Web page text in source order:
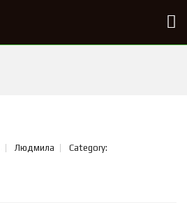
Людмила Category: